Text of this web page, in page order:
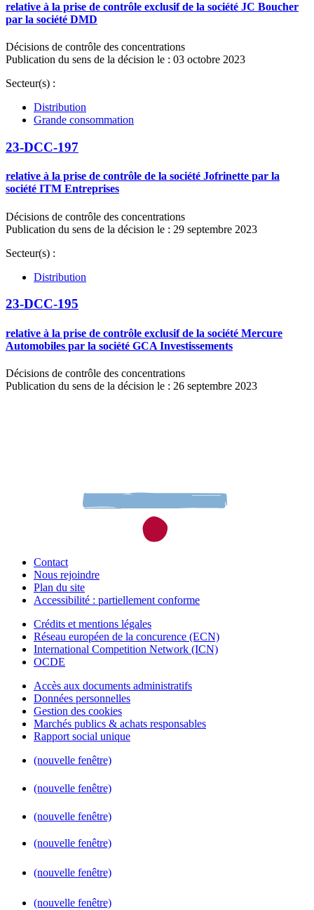
relative à la prise de contrôle exclusif de la société JC Boucher
par la société DMD
Décisions de contrôle des concentrations
Publication du sens de la décision le : 03 octobre 2023
Secteur(s) :
Distribution
Grande consommation
23-DCC-197
relative à la prise de contrôle de la société Jofrinette par la
société ITM Entreprises
Décisions de contrôle des concentrations
Publication du sens de la décision le : 29 septembre 2023
Secteur(s) :
Distribution
23-DCC-195
relative à la prise de contrôle exclusif de la société Mercure
Automobiles par la société GCA Investissements
Décisions de contrôle des concentrations
Publication du sens de la décision le : 26 septembre 2023
Contact
Nous rejoindre
Plan du site
Accessibilité : partiellement conforme
Crédits et mentions légales
Réseau européen de la concurence (ECN)
International Competition Network (ICN)
OCDE
Accès aux documents administratifs
Données personnelles
Gestion des cookies
Marchés publics & achats responsables
Rapport social unique
(nouvelle fenêtre)
(nouvelle fenêtre)
(nouvelle fenêtre)
(nouvelle fenêtre)
(nouvelle fenêtre)
(nouvelle fenêtre)